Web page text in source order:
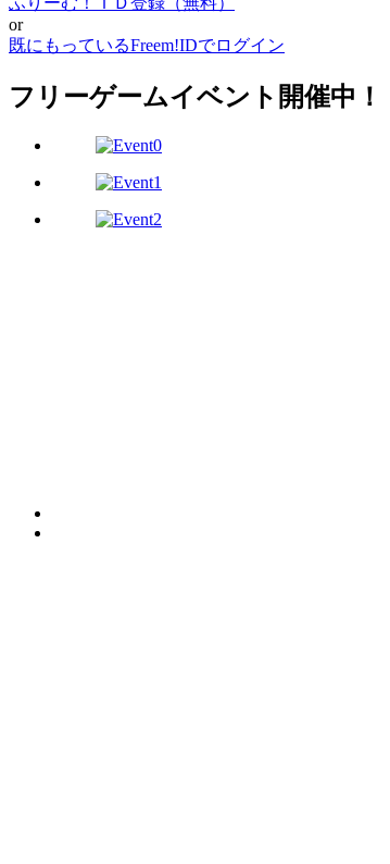
or
既にもっているFreem!IDでログイン
フリーゲームイベント開催中！